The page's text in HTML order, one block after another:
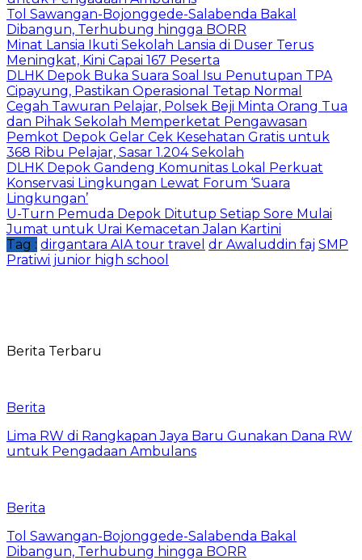
Tol Sawangan-Bojonggede-Salabenda Bakal
Dibangun, Terhubung hingga BORR
Minat Lansia Ikuti Sekolah Lansia di Duser Terus
Meningkat, Kini Capai 167 Peserta
DLHK Depok Buka Suara Soal Isu Penutupan TPA
Cipayung, Pastikan Operasional Tetap Normal
Cegah Tawuran Pelajar, Polsek Beji Minta Orang Tua
dan Pihak Sekolah Memperketat Pengawasan
Pemkot Depok Gelar Cek Kesehatan Gratis untuk
368 Ribu Pelajar, Sasar 1.204 Sekolah
DLHK Depok Gandeng Komunitas Lokal Perkuat
Konservasi Lingkungan Lewat Forum ‘Suara
Lingkungan’
U-Turn Pemuda Depok Ditutup Setiap Sore Mulai
Jumat untuk Urai Kemacetan Jalan Kartini
Tag : dirgantara AIA tour travel dr Awaluddin faj SMP
Pratiwi junior high school
Berita Terbaru
Berita
Lima RW di Rangkapan Jaya Baru Gunakan Dana RW
untuk Pengadaan Ambulans
Berita
Tol Sawangan-Bojonggede-Salabenda Bakal
Dibangun, Terhubung hingga BORR